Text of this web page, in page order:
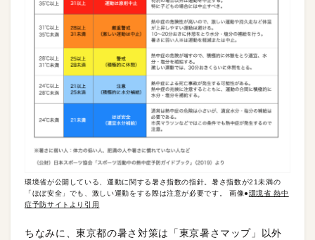
環境省が公開している、運動に関する暑さ指数の指針。暑さ指数が21未満の
「ほぼ安全」でも、激しい運動をする際は注意が必要です。 画像●環境省 熱中
症予防サイトより引用
ちなみに、東京都の暑さ対策は「東京暑さマップ」以外